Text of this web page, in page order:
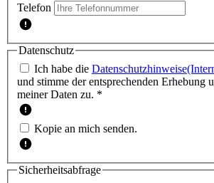
Telefon
Datenschutz
Ich habe die Datenschutzhinweise
und stimme der entsprechenden Erhebung
meiner Daten zu. *
Kopie an mich senden.
Sicherheitsabfrage